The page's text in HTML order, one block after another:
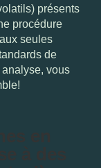
présents
procédure
seules
de
vous